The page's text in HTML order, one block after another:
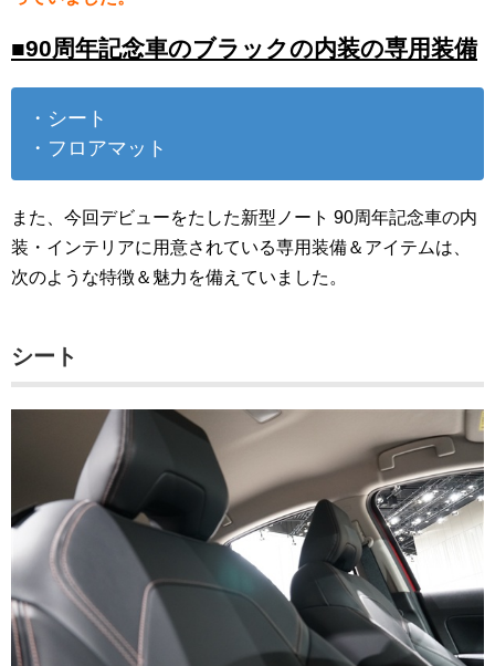
■90周年記念車のブラックの内装の専用装備
・シート
・フロアマット
また、今回デビューをたした新型ノート 90周年記念車の内
装・インテリアに用意されている専用装備＆アイテムは、
次のような特徴＆魅力を備えていました。
シート